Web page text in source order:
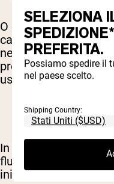
O cosa succede se ti
carburante nel corpo
necessaria?
presenti in quantità
usare le proteine
In genere, attinge
flusso sanguigno.
inizia a demolire le
SELEZIONA
PREFERITA.
Possiamo spedire il
nel paese scelto.
Shipping Country: